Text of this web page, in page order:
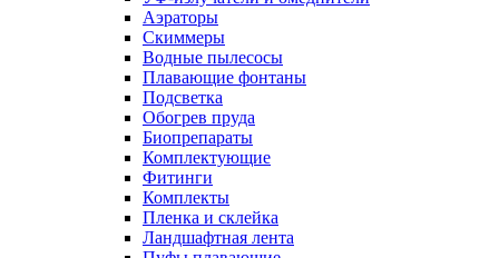
Аэраторы
Cкиммеры
Водные пылесосы
Плавающие фонтаны
Подсветка
Обогрев пруда
Биопрепараты
Комплектующие
Фитинги
Комплекты
Пленка и склейка
Ландшафтная лента